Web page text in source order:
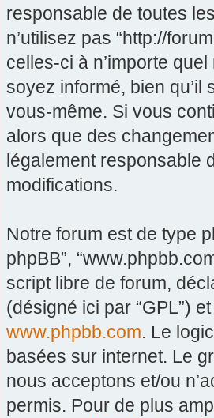
responsable de toutes
n’utilisez pas “http://
celles-ci à n’importe
soyez informé, bien
vous-même. Si vous
alors que des
légalement responsable
modifications.
Notre forum est de type
phpBB”,
script libre de forum,
(désigné ici par “GPL”)
www.phpbb.com. Le
basées sur internet. Le
nous acceptons et/ou
permis. Pour de plus